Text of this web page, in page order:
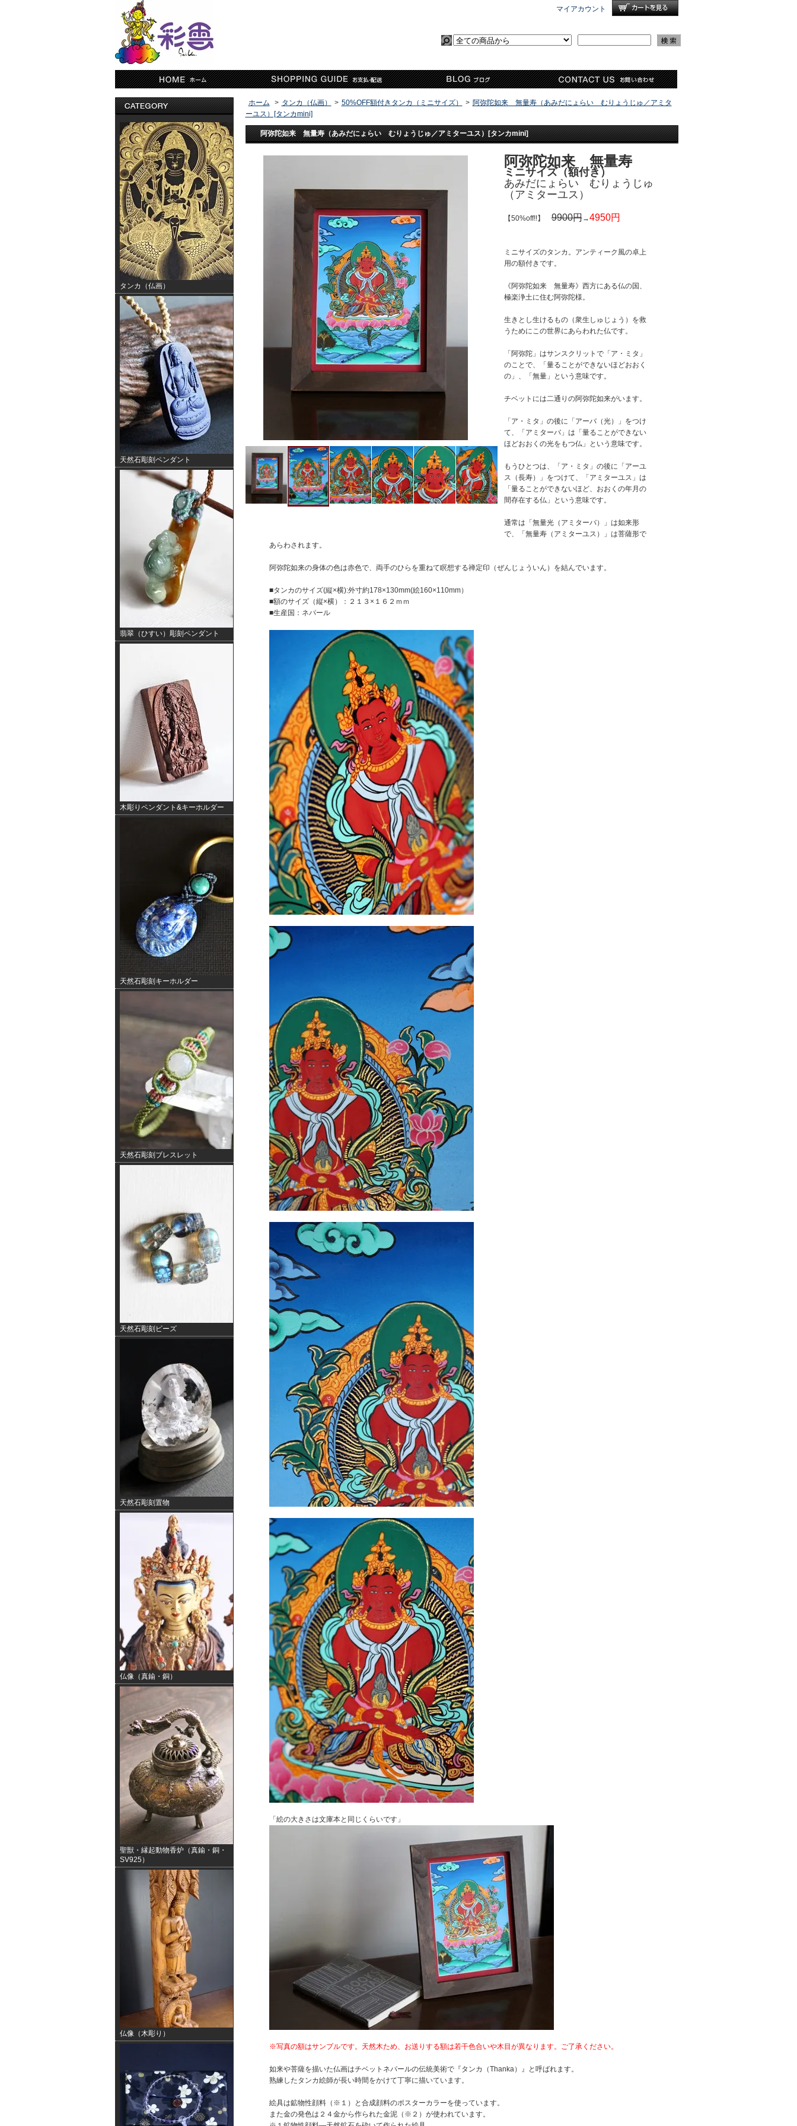
マイアカウント
タンカ（仏画）
天然石彫刻ペンダント
翡翠（ひすい）彫刻ペンダント
木彫りペンダント&キーホルダー
天然石彫刻キーホルダー
天然石彫刻ブレスレット
天然石彫刻ビーズ
天然石彫刻置物
仏像（真鍮・銅）
聖獣・縁起動物香炉（真鍮・銅・
SV925）
仏像（木彫り）
ホーム > タンカ（仏画） > 50%OFF額付きタンカ（ミニサイズ） > 阿弥陀如来 無量寿（あみだにょらい むりょうじゅ／アミタ
ーユス）[タンカmini]
阿弥陀如来 無量寿（あみだにょらい むりょうじゅ／アミターユス）[タンカmini]
阿弥陀如来 無量寿
ミニサイズ（額付き）
あみだにょらい むりょうじゅ
（アミターユス）
【50%off!!】9900円→4950円
ミニサイズのタンカ。アンティーク風の卓上
用の額付きです。
《阿弥陀如来 無量寿》西方にある仏の国、
極楽浄土に住む阿弥陀様。
生きとし生けるもの（衆生しゅじょう）を救
うためにこの世界にあらわれた仏です。
「阿弥陀」はサンスクリットで「ア・ミタ」
のことで、「量ることができないほどおおく
の」、「無量」という意味です。
チベットには二通りの阿弥陀如来がいます。
「ア・ミタ」の後に「アーバ（光）」をつけ
て、「アミターバ」は「量ることができない
ほどおおくの光をもつ仏」という意味です。
もうひとつは、「ア・ミタ」の後に「アーユ
ス（長寿）」をつけて、「アミターユス」は
「量ることができないほど、おおくの年月の
間存在する仏」という意味です。
通常は「無量光（アミターバ）」は如来形
で、「無量寿（アミターユス）」は菩薩形で
あらわされます。
阿弥陀如来の身体の色は赤色で、両手のひらを重ねて瞑想する禅定印（ぜんじょういん）を結んでいます。
■タンカのサイズ(縦×横):外寸約178×130mm(絵160×110mm）
■額のサイズ（縦×横）：２１３×１６２ｍｍ
■生産国：ネパール
「絵の大きさは文庫本と同じくらいです」
※写真の額はサンプルです。天然木ため、お送りする額は若干色合いや木目が異なります。ご了承ください。
如来や菩薩を描いた仏画はチベットネパールの伝統美術で『タンカ（Thanka）』と呼ばれます。
熟練したタンカ絵師が長い時間をかけて丁寧に描いています。
絵具は鉱物性顔料（※１）と合成顔料のポスターカラーを使っています。
また金の発色は２４金から作られた金泥（※２）が使われています。